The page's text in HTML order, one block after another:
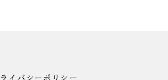
イバシーポリシー